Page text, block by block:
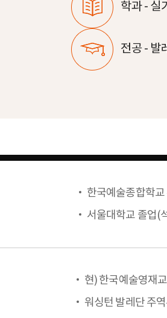
학과 - 실
전공 - 발레
한국예술종합학
서울대학교 졸업(
현) 한국예술영재
워싱턴 발레단 주